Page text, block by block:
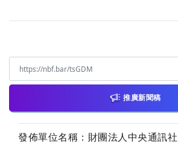
推廣新聞稿
發佈單位名稱：財團法人中央通訊社